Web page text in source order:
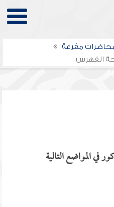
مفرغة
الفهرس
في المواضع التالية